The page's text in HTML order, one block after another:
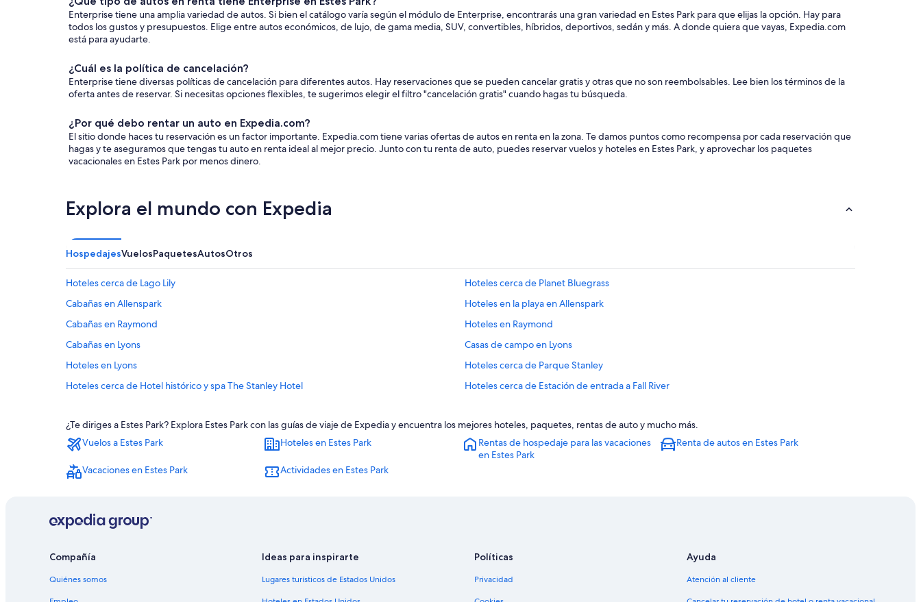
Enterprise tiene una amplia variedad de autos. Si bien el catálogo varía según el módulo de Enterprise, encontrarás una gran variedad en Estes Park para que elijas la opción. Hay para
todos los gustos y presupuestos. Elige entre autos económicos, de lujo, de gama media, SUV, convertibles, híbridos, deportivos, sedán y más. A donde quiera que vayas, Expedia.com
está para ayudarte.
¿Cuál es la política de cancelación?
Enterprise tiene diversas políticas de cancelación para diferentes autos. Hay reservaciones que se pueden cancelar gratis y otras que no son reembolsables. Lee bien los términos de la
oferta antes de reservar. Si necesitas opciones flexibles, te sugerimos elegir el filtro "cancelación gratis" cuando hagas tu búsqueda.
¿Por qué debo rentar un auto en Expedia.com?
El sitio donde haces tu reservación es un factor importante. Expedia.com tiene varias ofertas de autos en renta en la zona. Te damos puntos como recompensa por cada reservación que
hagas y te aseguramos que tengas tu auto en renta ideal al mejor precio. Junto con tu renta de auto, puedes reservar vuelos y hoteles en Estes Park, y aprovechar los paquetes
vacacionales en Estes Park por menos dinero.
Explora el mundo con Expedia
HospedajesVuelosPaquetesAutosOtros
Hoteles cerca de Lago Lily
Hoteles cerca de Planet Bluegrass
Cabañas en Allenspark
Hoteles en la playa en Allenspark
Cabañas en Raymond
Hoteles en Raymond
Cabañas en Lyons
Casas de campo en Lyons
Hoteles en Lyons
Hoteles cerca de Parque Stanley
Hoteles cerca de Hotel histórico y spa The Stanley Hotel
Hoteles cerca de Estación de entrada a Fall River
Apart-Hoteles en Stanley Hieights
Hoteles todo incluido en Stanley Hieights
Hoteles de ski en Stanley Hieights
Hoteles cerca de Museo Red Rose Rock Shop and Dick's Rock
Hoteles cerca de Sendero Bear Lake
Centros vacacionales en Drake
¿Te diriges a Estes Park? Explora Estes Park con las guías de viaje de Expedia y encuentra los mejores hoteles, paquetes, rentas de auto y mucho más.
Vuelos a Estes Park
Hoteles en Estes Park
Rentas de hospedaje para las vacaciones
en Estes Park
Renta de autos en Estes Park
Vacaciones en Estes Park Actividades en Estes Park
Compañía
Quiénes somos
Ideas para inspirarte
Lugares turísticos de Estados Unidos
Políticas
Privacidad
Ayuda
Atención al cliente